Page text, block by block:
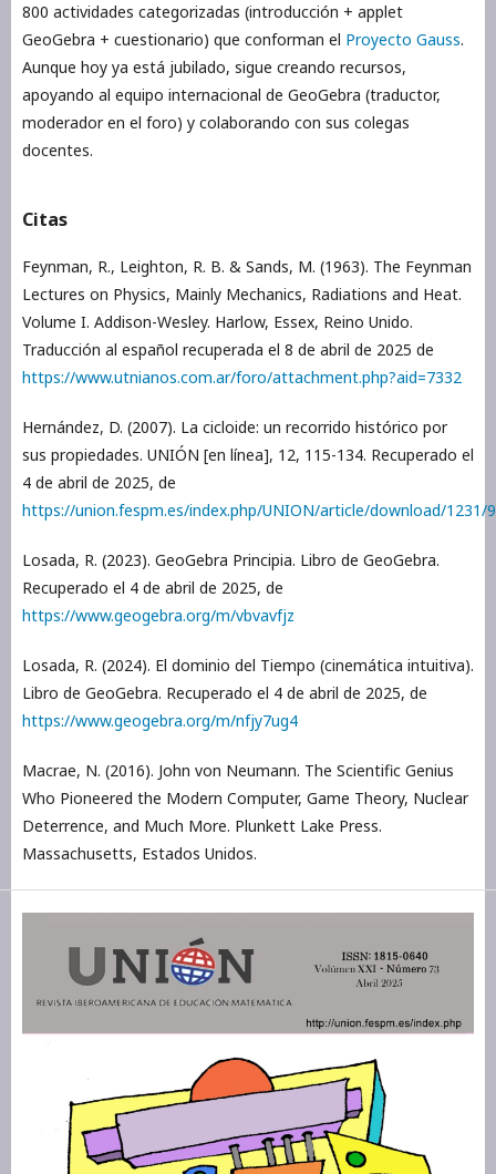
800 actividades categorizadas (introducción + applet
GeoGebra + cuestionario) que conforman el Proyecto Gauss.
Aunque hoy ya está jubilado, sigue creando recursos,
apoyando al equipo internacional de GeoGebra (traductor,
moderador en el foro) y colaborando con sus colegas
docentes.
Citas
Feynman, R., Leighton, R. B. & Sands, M. (1963). The Feynman
Lectures on Physics, Mainly Mechanics, Radiations and Heat.
Volume I. Addison-Wesley. Harlow, Essex, Reino Unido.
Traducción al español recuperada el 8 de abril de 2025 de
https://www.utnianos.com.ar/foro/attachment.php?aid=7332
Hernández, D. (2007). La cicloide: un recorrido histórico por
sus propiedades. UNIÓN [en línea], 12, 115-134. Recuperado el
4 de abril de 2025, de
https://union.fespm.es/index.php/UNION/article/download/1231/
Losada, R. (2023). GeoGebra Principia. Libro de GeoGebra.
Recuperado el 4 de abril de 2025, de
https://www.geogebra.org/m/vbvavfjz
Losada, R. (2024). El dominio del Tiempo (cinemática intuitiva).
Libro de GeoGebra. Recuperado el 4 de abril de 2025, de
https://www.geogebra.org/m/nfjy7ug4
Macrae, N. (2016). John von Neumann. The Scientific Genius
Who Pioneered the Modern Computer, Game Theory, Nuclear
Deterrence, and Much More. Plunkett Lake Press.
Massachusetts, Estados Unidos.